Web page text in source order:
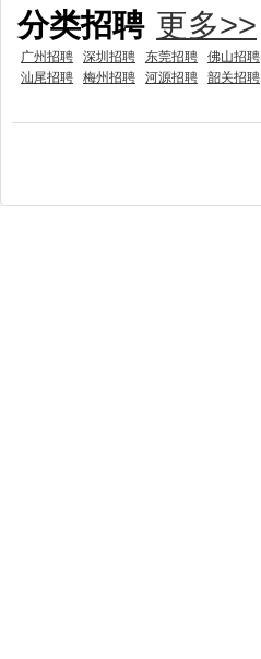
分类招聘 更多>>
广州招聘 深圳招聘 东莞招聘 佛山招聘
汕尾招聘
梅州招聘 河源招聘 韶关招聘